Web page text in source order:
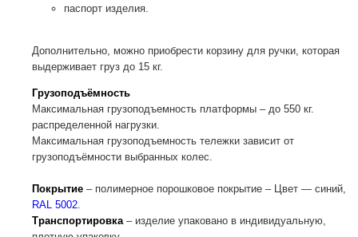
паспорт изделия.
Дополнительно, можно приобрести корзину для ручки, которая
выдерживает груз до 15 кг.
Грузоподъёмность
Максимальная грузоподъемность платформы – до 550 кг.
распределенной нагрузки.
Максимальная грузоподъемность тележки зависит от
грузоподъёмности выбранных колес.
Покрытие – полимерное порошковое покрытие – Цвет — синий,
RAL 5002.
Транспортировка– изделие упаковано в индивидуальную,